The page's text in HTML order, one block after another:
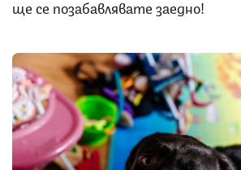
ще се позабавлявате заедно!